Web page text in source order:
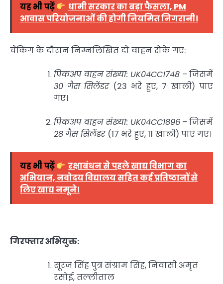
यह भी पढ़ें
धामी सरकार का बड़ा फैसला, PM
आवास परियोजनाओं की होगी नियमित निगरानी।
चेकिंग के दौरान निम्नलिखित दो वाहन रोके गए:
पिकअप वाहन संख्या: UK04CC1748 – जिसमें
30 गैस सिलेंडर(23 भरे हुए, 7 खाली) पाए
गए।
पिकअप वाहन संख्या: UK04CC1896 – जिसमें
28 गैस सिलेंडर(17 भरे हुए, 11 खाली) पाए गए।
यह भी पढ़ें
रक्षाबंधन से पहले खाद्य विभाग का
अभियान, नवोदय विद्यालय सहित कई प्रतिष्ठानों से
लिए खाद्य नमूने।
गिरफ्तार अभियुक्त:
सूरज सिंह पुत्र संग्राम सिंह, निवासी अमृत
रसोई, तल्लीताल